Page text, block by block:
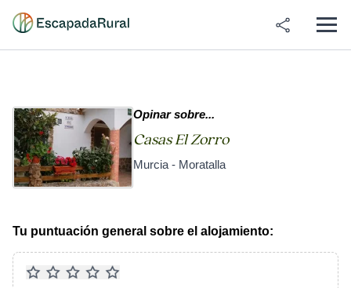
Opinar sobre...
Casas El Zorro
Murcia - Moratalla
Tu puntuación general sobre el alojamiento: